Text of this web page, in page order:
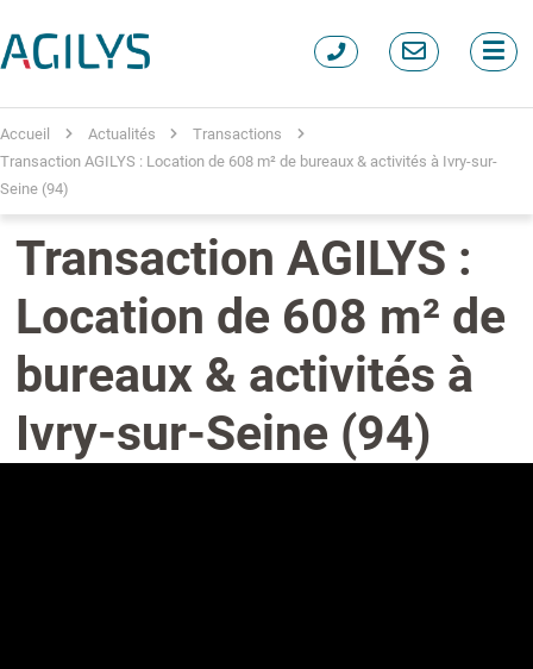
Accueil Actualités
Transactions
Transaction AGILYS : Location de 608 m² de bureaux & activités à Ivry-sur-
Seine (94)
Transaction AGILYS :
Location de 608 m² de
bureaux & activités à
Ivry-sur-Seine (94)